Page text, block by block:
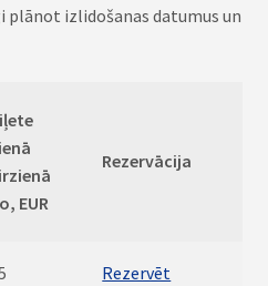
plānot izlidošanas datumus un
EUR
Rezervācija
Rezervēt